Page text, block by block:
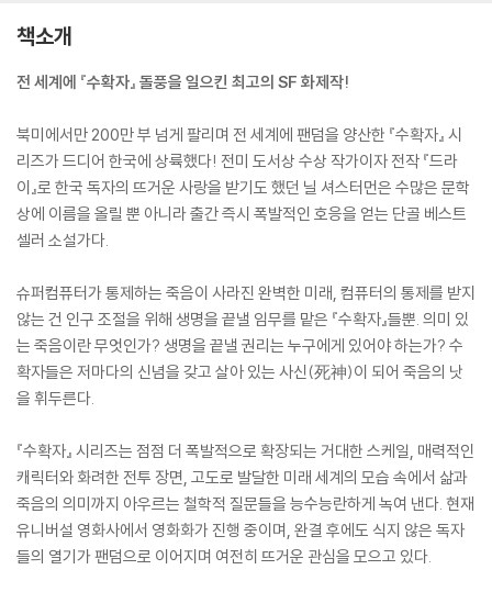
책소개
전 세계에 『수확자』 돌풍을 일으킨 최고의 SF 화제작!
북미에서만 200만 부 넘게 팔리며 전 세계에 팬덤을 양산한 『수확자』 시
리즈가 드디어 한국에 상륙했다! 전미 도서상 수상 작가이자 전작 『드라
이』로 한국 독자의 뜨거운 사랑을 받기도 했던 닐 셔스터먼은 수많은 문학
상에 이름을 올릴 뿐 아니라 출간 즉시 폭발적인 호응을 얻는 단골 베스트
셀러 소설가다.
슈퍼컴퓨터가 통제하는 죽음이 사라진 완벽한 미래, 컴퓨터의 통제를 받지
않는 건 인구 조절을 위해 생명을 끝낼 임무를 맡은 『수확자』들뿐. 의미 있
는 죽음이란 무엇인가? 생명을 끝낼 권리는 누구에게 있어야 하는가? 수
확자들은 저마다의 신념을 갖고 살아 있는 사신(死神)이 되어 죽음의 낫
을 휘두른다.
『수확자』 시리즈는 점점 더 폭발적으로 확장되는 거대한 스케일, 매력적인
캐릭터와 화려한 전투 장면, 고도로 발달한 미래 세계의 모습 속에서 삶과
죽음의 의미까지 아우르는 철학적 질문들을 능수능란하게 녹여 낸다. 현재
유니버설 영화사에서 영화화가 진행 중이며, 완결 후에도 식지 않은 독자
들의 열기가 팬덤으로 이어지며 여전히 뜨거운 관심을 모으고 있다.